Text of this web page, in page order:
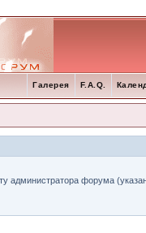
F.A.Q.
Галерея
администратора форума